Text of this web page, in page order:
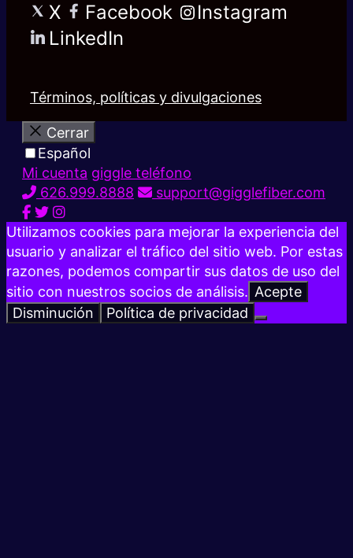
X Facebook
Instagram
LinkedIn
Términos, políticas y divulgaciones
Cerrar
Español
Mi cuenta giggle teléfono
626.999.8888
support@gigglefiber.com
Utilizamos cookies para mejorar la experiencia del
usuario y analizar el tráfico del sitio web. Por estas
razones, podemos compartir sus datos de uso del
sitio con nuestros socios de análisis. Acepte
Disminución
Política de privacidad